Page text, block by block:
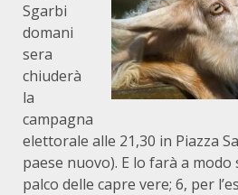
Sgarbi
domani
sera
chiuderà
la
campagna
elettorale alle 21,30 in Piazza
paese nuovo). E lo farà a
palco delle capre vere; 6, per